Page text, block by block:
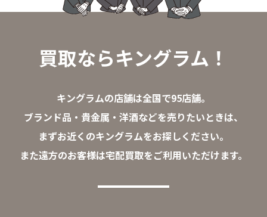
買取ならキングラム！
キングラムの店舗は全国で95店舗。
ブランド品・貴金属・洋酒などを売りたいときは、
まずお近くのキングラムをお探しください。
また遠方のお客様は宅配買取をご利用いただけます。